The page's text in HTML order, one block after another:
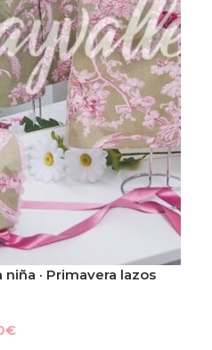
niña · Primavera lazos
€